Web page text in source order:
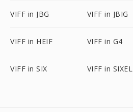
VIFF in JBG VIFF in JBIG
VIFF in HEIF VIFF in G4
VIFF in SIX VIFF in SIXEL